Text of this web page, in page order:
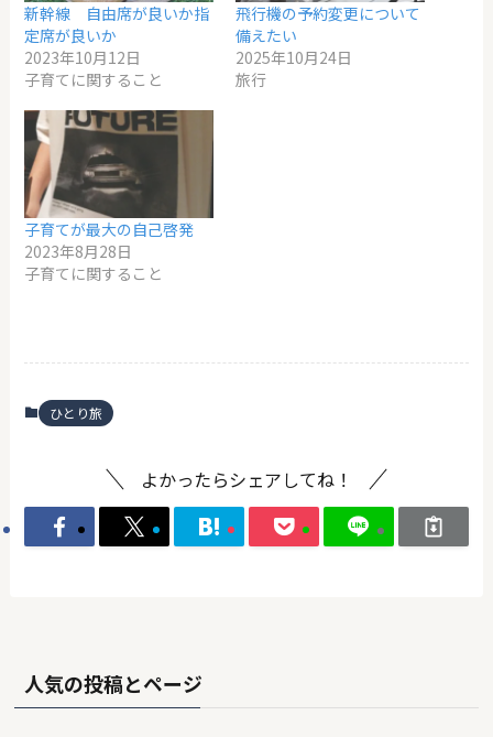
新幹線 自由席が良いか指
定席が良いか
2023年10月12日
子育てに関すること
飛行機の予約変更について
備えたい
2025年10月24日
旅行
子育てが最大の自己啓発
2023年8月28日
子育てに関すること
ひとり旅
よかったらシェアしてね！
人気の投稿とページ